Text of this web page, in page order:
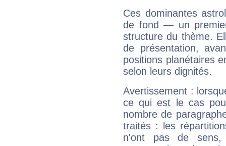
Ces dominantes
de fond — un
structure du thème.
de présentation,
positions planétaires
selon leurs dignités.
Avertissement :
ce qui est le cas
nombre de
traités : les
n'ont pas de sens,